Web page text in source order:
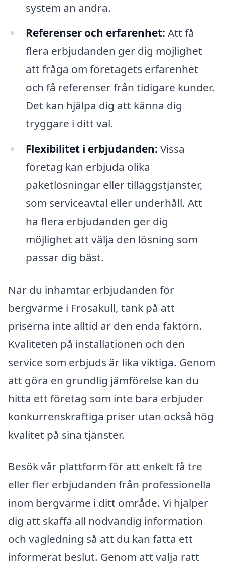
system än andra.
Referenser och erfarenhet: Att få
flera erbjudanden ger dig möjlighet
att fråga om företagets erfarenhet
och få referenser från tidigare kunder.
Det kan hjälpa dig att känna dig
tryggare i ditt val.
Flexibilitet i erbjudanden: Vissa
företag kan erbjuda olika
paketlösningar eller tilläggstjänster,
som serviceavtal eller underhåll. Att
ha flera erbjudanden ger dig
möjlighet att välja den lösning som
passar dig bäst.
När du inhämtar erbjudanden för
bergvärme i Frösakull, tänk på att
priserna inte alltid är den enda faktorn.
Kvaliteten på installationen och den
service som erbjuds är lika viktiga. Genom
att göra en grundlig jämförelse kan du
hitta ett företag som inte bara erbjuder
konkurrenskraftiga priser utan också hög
kvalitet på sina tjänster.
Besök vår plattform för att enkelt få tre
eller fler erbjudanden från professionella
inom bergvärme i ditt område. Vi hjälper
dig att skaffa all nödvändig information
och vägledning så att du kan fatta ett
informerat beslut. Genom att välja rätt